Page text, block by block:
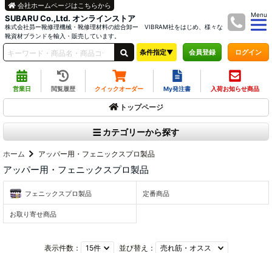
SUBARU Co.,Ltd. オンラインストア
株式会社昴ー靴修理機械・靴修理材料の総合卸ー VIBRAM社をはじめ、様々な
靴資材ブランドを輸入・販売しています。
Menu
会社ホームページはこちらから
条件指定▼ 会員登録 ログイン
営業日 閲覧履歴 クイックオーダー My発注書 入荷お知らせ商品
トップページ
カテゴリーから探す
ホーム アッパー用・フェニックスプロ製品
アッパー用・フェニックスプロ製品
フェニックスプロ製品 定番商品
お取り寄せ商品
表示件数： 並び替え：